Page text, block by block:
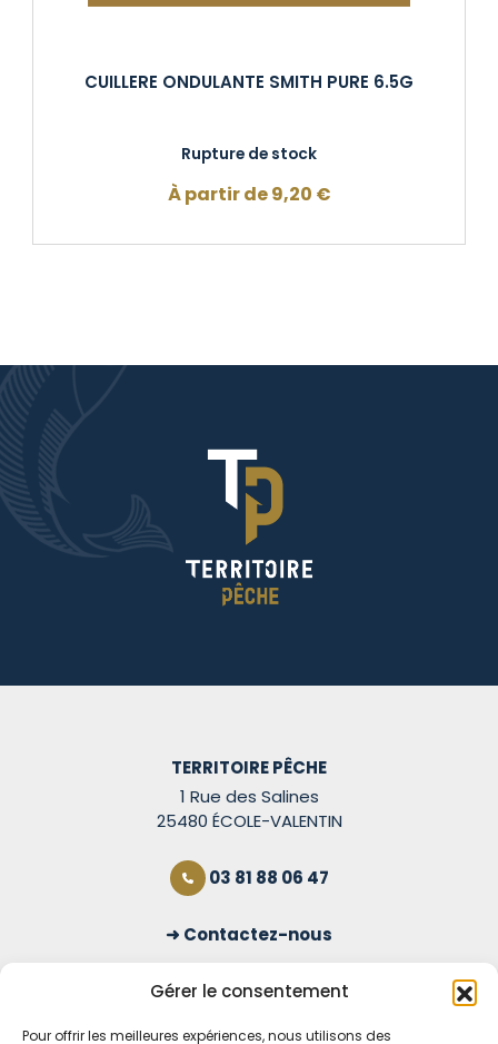
Gérer le consentement
Pour offrir les meilleures expériences, nous utilisons des
CUILLERE ONDULANTE SMITH PURE 6.5G
Rupture de stock
À partir de9,20 €
TERRITOIRE PÊCHE
1 Rue des Salines
25480 ÉCOLE-VALENTIN
03 81 88 06 47
Contactez-nous